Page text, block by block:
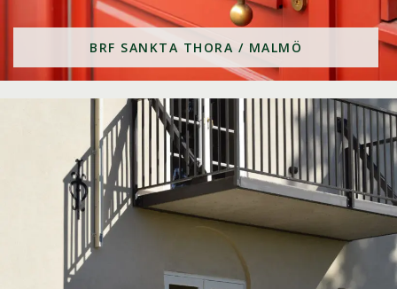
BRF SANKTA THORA / MALMÖ